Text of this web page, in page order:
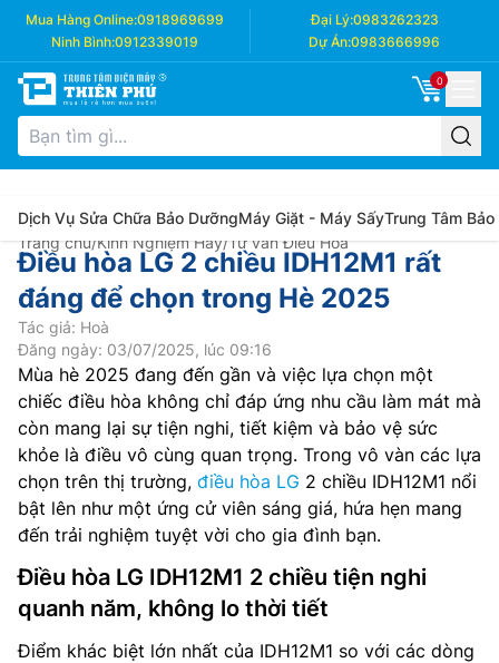
Mua Hàng Online:0918969699 Đại Lý:0983262323
Ninh Bình:0912339019 Dự Án:0983666996
0
Dịch Vụ Sửa Chữa Bảo DưỡngMáy Giặt - Máy SấyTrung Tâm Bảo
Trang chủ/Kinh Nghiệm Hay/Tư vấn Điều Hòa
Điều hòa LG 2 chiều IDH12M1 rất
đáng để chọn trong Hè 2025
Tác giả: Hoà
Đăng ngày: 03/07/2025, lúc 09:16
Mùa hè 2025 đang đến gần và việc lựa chọn một
chiếc điều hòa không chỉ đáp ứng nhu cầu làm mát mà
còn mang lại sự tiện nghi, tiết kiệm và bảo vệ sức
khỏe là điều vô cùng quan trọng. Trong vô vàn các lựa
chọn trên thị trường, điều hòa LG 2 chiều IDH12M1 nổi
bật lên như một ứng cử viên sáng giá, hứa hẹn mang
đến trải nghiệm tuyệt vời cho gia đình bạn.
Điều hòa LG IDH12M1 2 chiều tiện nghi
quanh năm, không lo thời tiết
Điểm khác biệt lớn nhất của IDH12M1 so với các dòng